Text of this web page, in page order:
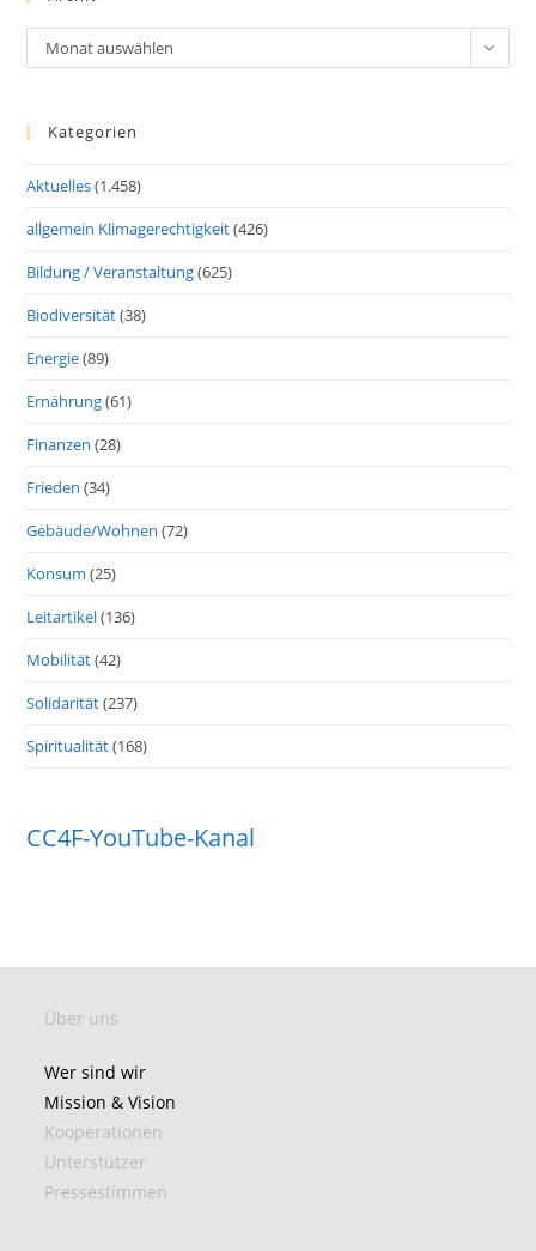
Archiv
Monat auswählen
Kategorien
Aktuelles(1.458)
allgemein Klimagerechtigkeit(426)
Bildung / Veranstaltung(625)
Biodiversität(38)
Energie(89)
Ernährung(61)
Finanzen (28)
Frieden (34)
Gebäude/Wohnen (72)
Konsum (25)
Leitartikel(136)
Mobilität(42)
Solidarität(237)
Spiritualität(168)
CC4F-YouTube-Kanal
Über uns
Wer sind wir
Mission & Vision
Kooperationen
Unterstützer
Pressestimmen